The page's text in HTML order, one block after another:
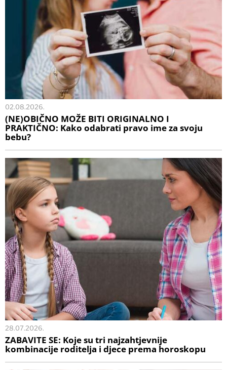
02.08.2026.
(NE)OBIČNO MOŽE BITI ORIGINALNO I
PRAKTIČNO: Kako odabrati pravo ime za svoju
bebu?
28.07.2026.
ZABAVITE SE: Koje su tri najzahtjevnije
kombinacije roditelja i djece prema horoskopu